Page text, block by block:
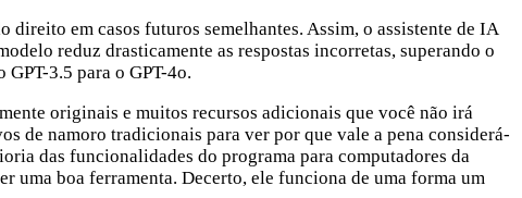
direito em casos futuros semelhantes. Assim, o assistente de IA
reduz drasticamente as respostas incorretas, superando o
3.5 para o GPT-4o.
originais e muitos recursos adicionais que você não irá
de namoro tradicionais para ver por que vale a pena considerá-
das funcionalidades do programa para computadores da
uma boa ferramenta. Decerto, ele funciona de uma forma um